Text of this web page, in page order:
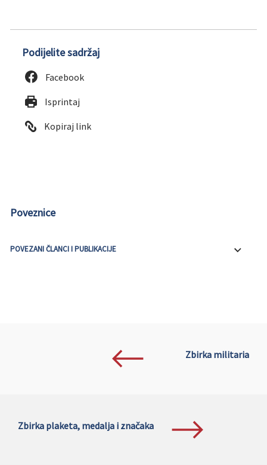
Podijelite sadržaj
Facebook
Isprintaj
Kopiraj link
Poveznice
POVEZANI ČLANCI I PUBLIKACIJE
Zbirka militaria
Zbirka plaketa, medalja i značaka